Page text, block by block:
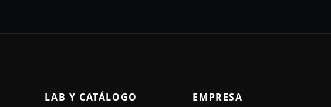
LAB Y CATÁLOGO EMPRESA